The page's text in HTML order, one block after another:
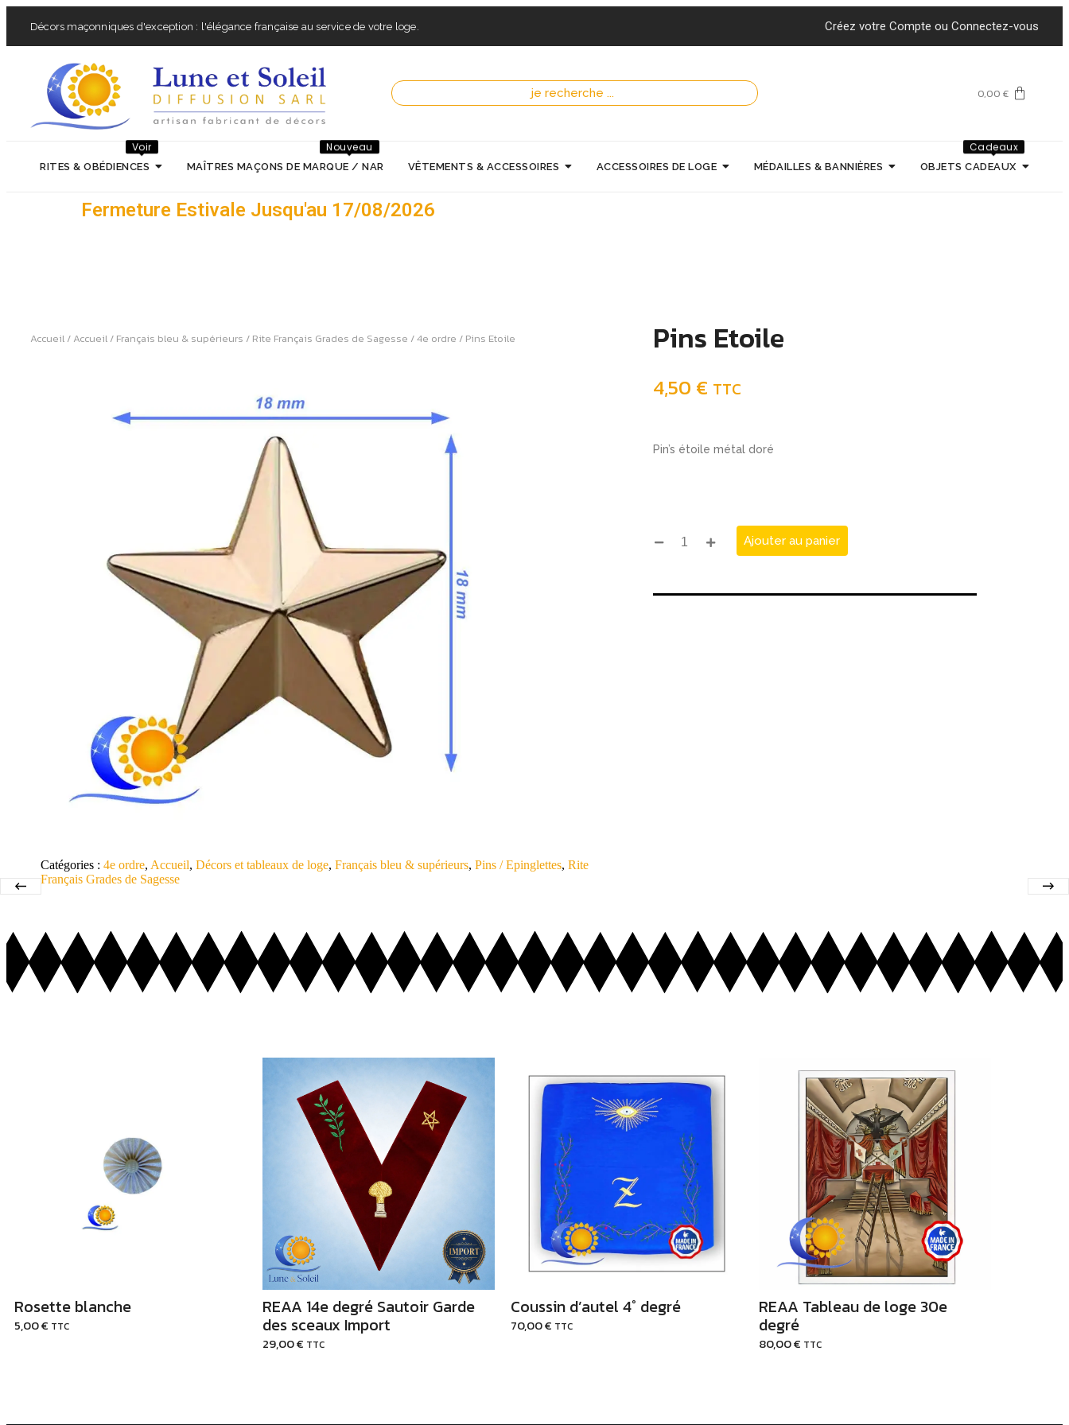
Décors maçonniques d'exception : l'élégance française au service de votre loge. Créez votre Compte ou Connectez-vous
0,00€
RITES & OBÉDIENCES
Voir
MAÎTRES MAÇONS DE MARQUE / NAR
Nouveau
VÊTEMENTS & ACCESSOIRES ACCESSOIRES DE LOGE MÉDAILLES & BANNIÈRES OBJETS CADEAUX
Cadeaux
Fermeture Estivale Jusqu'au 17/08/2026
Accueil / Accueil / Français bleu & supérieurs / Rite Français Grades de Sagesse /4e ordre / Pins Etoile
Catégories : 4e ordre, Accueil, Décors et tableaux de loge, Français bleu & supérieurs, Pins / Epinglettes, Rite
Français Grades de Sagesse
Pins Etoile
4,50 € TTC
Pin’s étoile métal doré
Ajouter au panier
Ajouter au Panier
Rosette blanche
5,00€ TTC
Ajouter au Panier
REAA 14e degré Sautoir Garde
des sceaux Import
29,00€ TTC
Ajouter au Panier
Coussin d’autel 4° degré
70,00€ TTC
Ajouter au Panier
REAA Tableau de loge 30e
degré
80,00€ TTC